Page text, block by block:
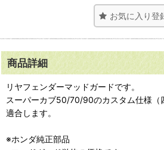
お気に入り登
商品詳細
リヤフェンダーマッドガードです。
スーパーカブ50/70/90のカスタム仕様（
適合します。
※ホンダ純正部品